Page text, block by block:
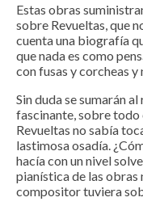
Estas obras
sobre Revueltas, que
cuenta una biografía
que nada es como
con fusas y corcheas y
Sin duda se sumarán
fascinante, sobre todo
Revueltas no sabía
lastimosa osadía.
hacía con un nivel
pianística de las obras
compositor tuviera